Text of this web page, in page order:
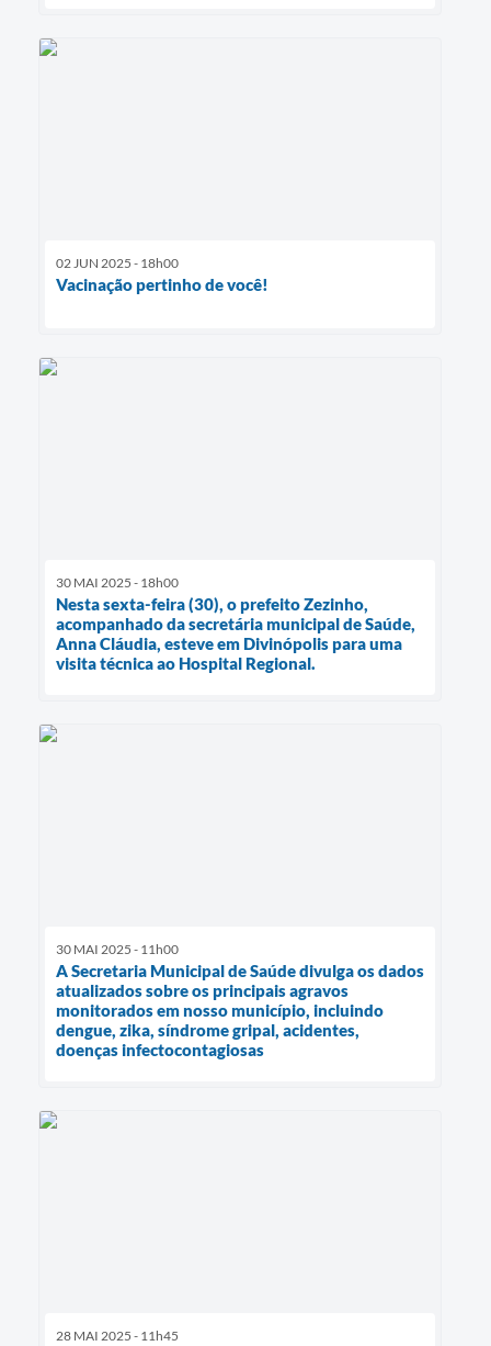
02 JUN 2025 - 18h00
Vacinação pertinho de você!
30 MAI 2025 - 18h00
Nesta sexta-feira (30), o prefeito Zezinho,
acompanhado da secretária municipal de Saúde,
Anna Cláudia, esteve em Divinópolis para uma
visita técnica ao Hospital Regional.
30 MAI 2025 - 11h00
A Secretaria Municipal de Saúde divulga os dados
atualizados sobre os principais agravos
monitorados em nosso município, incluindo
dengue, zika, síndrome gripal, acidentes,
doenças infectocontagiosas
28 MAI 2025 - 11h45